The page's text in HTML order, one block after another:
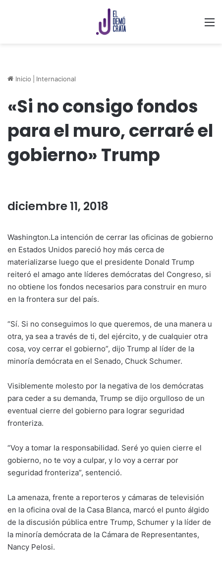
Inicio Internacional
«Si no consigo fondos
para el muro, cerraré el
gobierno» Trump
diciembre 11, 2018
Washington.La intención de cerrar las oficinas de gobierno
en Estados Unidos pareció hoy más cerca de
materializarse luego que el presidente Donald Trump
reiteró el amago ante líderes demócratas del Congreso, si
no obtiene los fondos necesarios para construir en muro
en la frontera sur del país.
“Sí. Si no conseguimos lo que queremos, de una manera u
otra, ya sea a través de ti, del ejército, y de cualquier otra
cosa, voy cerrar el gobierno”, dijo Trump al líder de la
minoría demócrata en el Senado, Chuck Schumer.
Visiblemente molesto por la negativa de los demócratas
para ceder a su demanda, Trump se dijo orgulloso de un
eventual cierre del gobierno para lograr seguridad
fronteriza.
“Voy a tomar la responsabilidad. Seré yo quien cierre el
gobierno, no te voy a culpar, y lo voy a cerrar por
seguridad fronteriza”, sentenció.
La amenaza, frente a reporteros y cámaras de televisión
en la oficina oval de la Casa Blanca, marcó el punto álgido
de la discusión pública entre Trump, Schumer y la líder de
la minoría demócrata de la Cámara de Representantes,
Nancy Pelosi.